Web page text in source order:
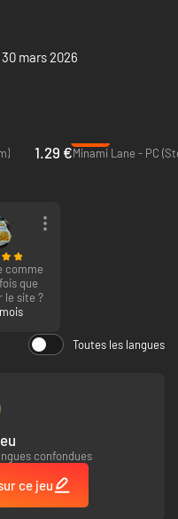
confortable où la
pour mieux entendre la
Allumez des bougies,
sur le mur ou allumez un
choix créent un sentiment
mars 2026
1.29 €Minami Lane - PC
comme
que
le site ?
Toutes les langues
confondues
ce jeu